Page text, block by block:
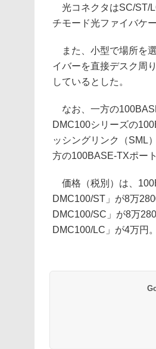
光コネクタはSC/ST/
チモード光ファイバケ
また、小型で場所を
イバーを直接デスク周
しているとした。
なお、一方の
DMC100シリーズの
ッシングリンク（SML
方の100BASE-TXポー
価格（税別）は、
DMC100/ST」が8万
DMC100/SC」が8万
DMC100/LC」が4万円。